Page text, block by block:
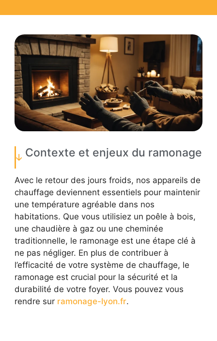
Contexte et enjeux du ramonage
Avec le retour des jours froids, nos appareils de
chauffage deviennent essentiels pour maintenir
une température agréable dans nos
habitations. Que vous utilisiez un poêle à bois,
une chaudière à gaz ou une cheminée
traditionnelle, le ramonage est une étape clé à
ne pas négliger. En plus de contribuer à
l’efficacité de votre système de chauffage, le
ramonage est crucial pour la sécurité et la
durabilité de votre foyer. Vous pouvez vous
rendre sur ramonage-lyon.fr.